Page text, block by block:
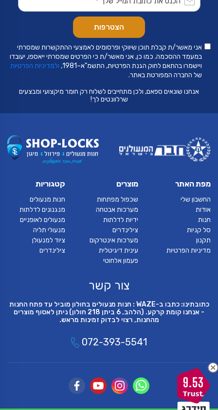
אני מאשר/ת קבלת תוכן שיווקי ופרסומים לאמצעי ההתקשרות שמסרתי
במעמד ההסכמה. כמו כן, אני מאשר/ת כי הפרטים שמסרתי ייאספו, יעובדו
ויישמרו בהתאם לחוק הגנת הפרטיות, התשמ"א–1981,
ולמדיניות הפרטיות
של החברה המפורטת באתר.
אנחנו שונאים ספאם, ולכן מתחייבים לשלוח רק חומר מיקצועי ומבצעים
שרלוונטים לך!
מפת האתר
החשבון שלי
אודות
חנות
סל קניות
תקנון
מדיניות הפרטיות
מוצרים
שכפול מפתחות
מערכות אבטחה
ידיות לדלתות
צילינדרים
מערכות אינטרקום
עינית דיגיטלית
פעמון אלחוטי
קטגוריות
חנות מנעולים
מנגנונים לדלתות
מנעולים לאופניים
מנעולי תליה
ציוד למנעולן
צילינדרים
צור קשר
כתובתינו: כתבו ב-WAZE : חנות מנעולים בחולון מוביל עד פתח החנות
- אנחנו קומת קרקע. (הלהב, 6 ביתן 218 חולון) ניתן לאסוף מוצרים
מהחנות, רצוי לבדוק זמינות מראש.
072-393-5541
9.53